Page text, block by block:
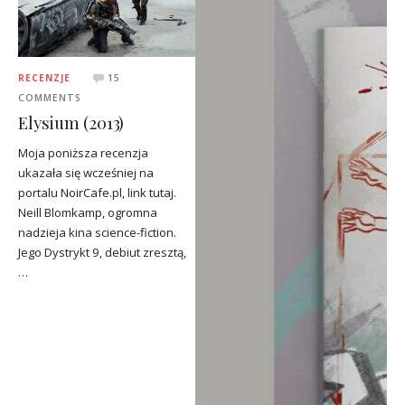
RECENZJE
15
COMMENTS
Elysium (2013)
Moja poniższa recenzja
ukazała się wcześniej na
portalu NoirCafe.pl, link tutaj.
Neill Blomkamp, ogromna
nadzieja kina science-fiction.
Jego Dystrykt 9, debiut zresztą,
…